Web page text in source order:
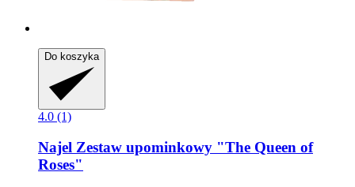
Do koszyka
4.0 (1)
Najel Zestaw upominkowy "The Queen of
Roses"